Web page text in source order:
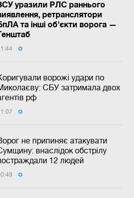
уразили РЛС раннього
ретранслятори
та інші об'єкти ворога —
ворожі удари по
СБУ затримала двох
рф
не припиняє атакувати
внаслідок обстрілу
12 людей